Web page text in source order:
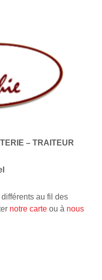
– TRAITEUR
au fil des
notre carte ou à nous